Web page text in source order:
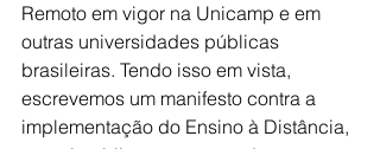
Remoto em vigor na Unicamp e em
outras universidades públicas
brasileiras. Tendo isso em vista,
escrevemos um manifesto contra a
implementação do Ensino à Distância,